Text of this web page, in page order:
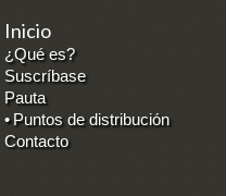
Inicio
¿Qué es?
Suscríbase
Pauta
• Puntos de distribución
Contacto